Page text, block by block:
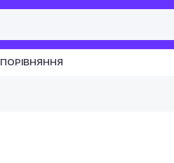
ПОРІВНЯННЯ